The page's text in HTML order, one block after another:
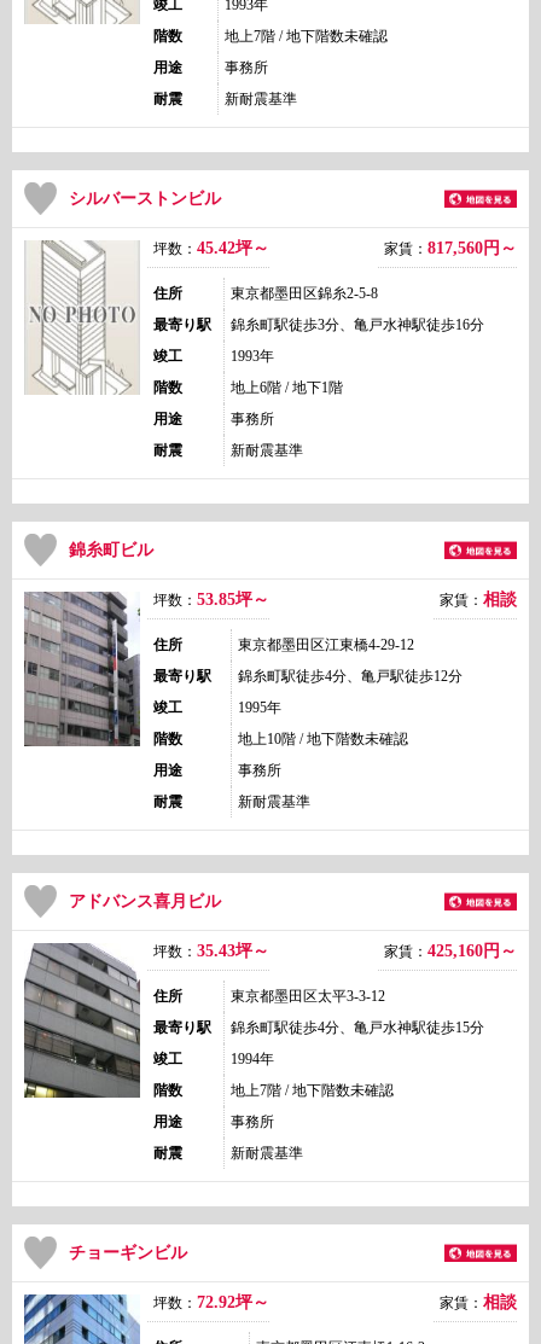
竣工
1993年
階数
地上7階 / 地下階数未確認
用途
事務所
耐震
新耐震基準
シルバーストンビル
坪数： 45.42坪～ 家賃： 817,560 円～
住所
東京都墨田区錦糸2-5-8
最寄り駅
錦糸町駅徒歩3分、亀戸水神駅徒歩16分
竣工
1993年
階数
地上6階 / 地下1階
用途
事務所
耐震
新耐震基準
錦糸町ビル
坪数： 53.85坪～ 家賃： 相談
住所
東京都墨田区江東橋4-29-12
最寄り駅
錦糸町駅徒歩4分、亀戸駅徒歩12分
竣工
1995年
階数
地上10階 / 地下階数未確認
用途
事務所
耐震
新耐震基準
アドバンス喜月ビル
坪数： 35.43坪～ 家賃： 425,160 円～
住所
東京都墨田区太平3-3-12
最寄り駅
錦糸町駅徒歩4分、亀戸水神駅徒歩15分
竣工
1994年
階数
地上7階 / 地下階数未確認
用途
事務所
耐震
新耐震基準
チョーギンビル
坪数： 72.92坪～ 家賃： 相談